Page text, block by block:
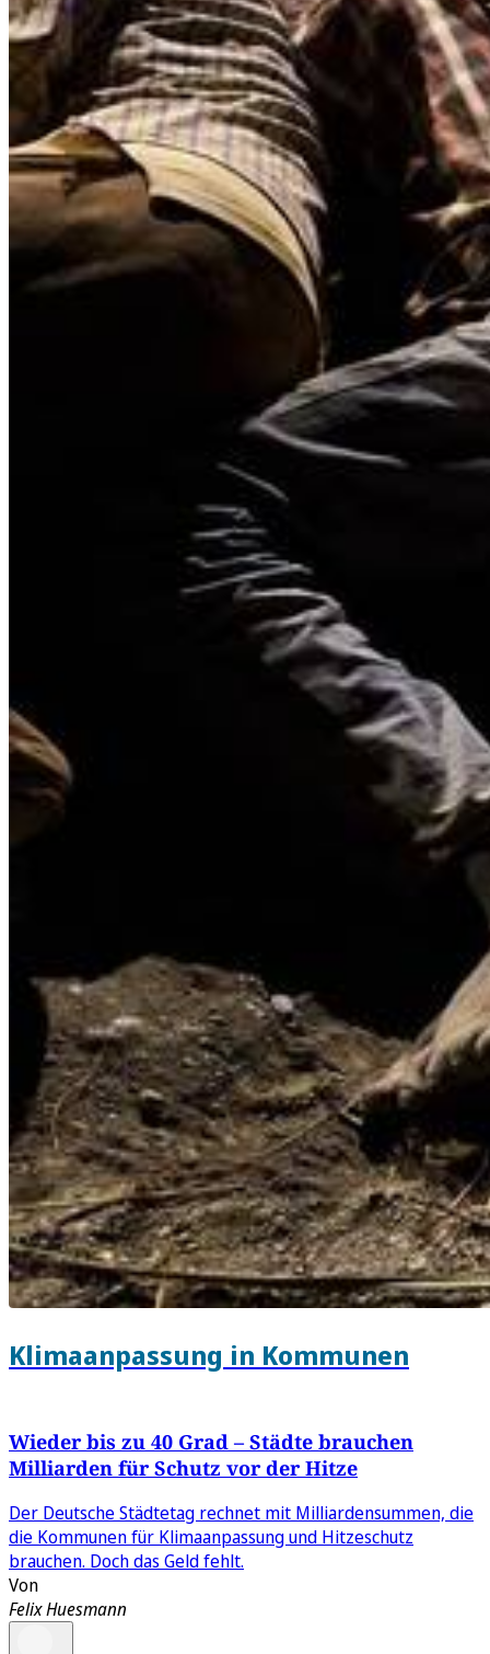
Klimaanpassung in Kommunen
Wieder bis zu 40 Grad – Städte brauchen
Milliarden für Schutz vor der Hitze
Der Deutsche Städtetag rechnet mit Milliardensummen, die
die Kommunen für Klimaanpassung und Hitzeschutz
brauchen. Doch das Geld fehlt.
Von
Felix Huesmann